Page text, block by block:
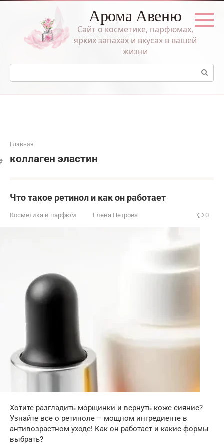
Перейти
Арома Авеню
Сайт о косметике, парфюмах,
ярких запахах и вкусах в вашей
жизни
Поиск:
Главная
коллаген эластин
Что такое ретинол и как он работает
Косметика и парфюм Елена Петрова 0
Хотите разгладить морщинки и вернуть коже сияние?
Узнайте все о ретиноле – мощном ингредиенте в
антивозрастном уходе! Как он работает и какие формы
выбрать?